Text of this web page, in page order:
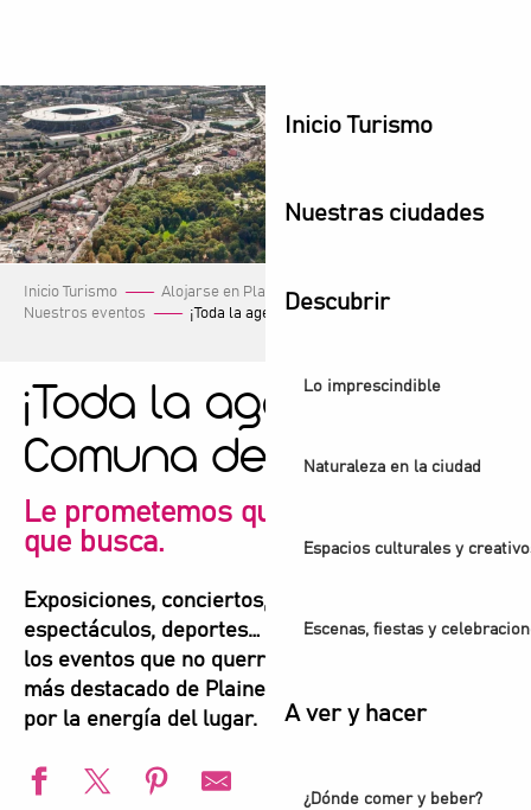
principal
Inicio Turismo
Nuestras ciudades
Descubrir
Lo imprescindible
Naturaleza en la ciudad
Espacios culturales y
Escenas, fiestas y
A ver y hacer
¿Dónde comer y beber?
Inicio Turismo
Alojarse en Plaine Commune
Nuestros eventos
¡Toda la agenda de la Comuna de Plaine!
¡Toda la agenda de la
Comuna de Plaine!
Le prometemos que encontrará lo
que busca.
Exposiciones, conciertos, festivales,
espectáculos, deportes… Aquí encontrará todos
los eventos que no querrá perderse para vivir lo
más destacado de Plaine Commune. Déjese llevar
por la energía del lugar.